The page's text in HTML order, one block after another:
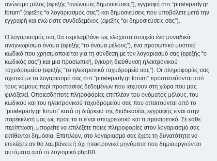
ανώνυμο μέλος (εφεξής “ανώνυμες δημοσιεύσεις”), εγγραφή στο “pirateparty.gr
forum” (εφεξής “ο λογαριασμός σας”) και δημοσιεύσεις που υποβάλετε μετά την
εγγραφή και ενώ είστε συνδεδεμένος (εφεξής “οι δημοσιεύσεις σας”).
Ο λογαριασμός σας θα περιλαμβάνει ως ελάχιστα στοιχεία ένα μοναδικά
αναγνωρίσιμο όνομα (εφεξής “το όνομα μέλους”), ένα προσωπικό μυστικό
κωδικό που χρησιμοποιείται για τη σύνδεση με τον λογαριασμό σας (εφεξής “ο
κωδικός σας”) και μια προσωπική, έγκυρη διεύθυνση ηλεκτρονικού
ταχυδρομείου (εφεξής “το ηλεκτρονικό ταχυδρομείο σας”). Οι πληροφορίες σας
σχετικά με το λογαριασμό σας στο “pirateparty.gr forum” προστατεύονται από
τους νόμους περί προστασίας δεδομένων που ισχύουν στη χώρα που μας
φιλοξενεί. Οποιεσδήποτε πληροφορίες επιπλέον του ονόματος μέλους, του
κωδικού και του ηλεκτρονικού ταχυδρομείου σας που απαιτούνται από το
“pirateparty.gr forum” κατά τη διάρκεια της διαδικασίας εγγραφής είναι στην
παρέκκλισή μας ως προς το τι είναι υποχρεωτικό και τι προαιρετικό. Σε κάθε
περίπτωση, μπορείτε να επιλέξετε ποιες πληροφορίες στον λογαριασμό σας
εκτίθενται δημόσια. Επιπλέον, στο λογαριασμό σας έχετε τη δυνατότητα να
επιλέξετε αν θα λαμβάνετε ή όχι ηλεκτρονικά μηνύματα που δημιουργούνται
αυτόματα από το λογισμικό phpBB.